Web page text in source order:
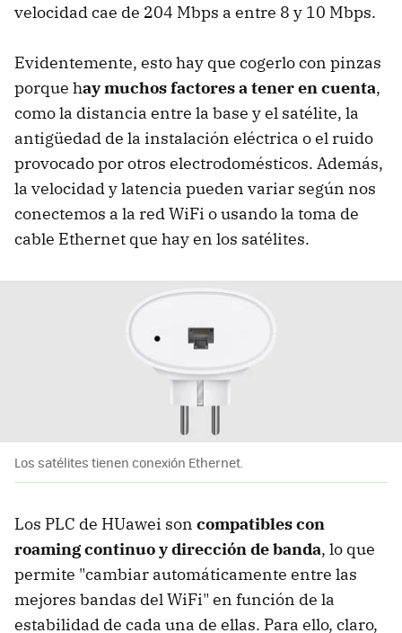
velocidad cae de 204 Mbps a entre 8 y 10 Mbps.
Evidentemente, esto hay que cogerlo con pinzas
porque hay muchos factores a tener en cuenta,
como la distancia entre la base y el satélite, la
antigüedad de la instalación eléctrica o el ruido
provocado por otros electrodomésticos. Además,
la velocidad y latencia pueden variar según nos
conectemos a la red WiFi o usando la toma de
cable Ethernet que hay en los satélites.
Los satélites tienen conexión Ethernet.
Los PLC de HUawei son compatibles con
roaming continuo y dirección de banda, lo que
permite "cambiar automáticamente entre las
mejores bandas del WiFi" en función de la
estabilidad de cada una de ellas. Para ello, claro,